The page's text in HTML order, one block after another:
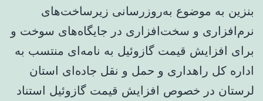
بنزین به موضوع به‌روزرسانی زیرساخت‌های
نرم‌افزاری و سخت‌افزاری در جایگاه‌های سوخت و
برای افزایش قیمت گازوئیل به نامه‌ای منتسب به
اداره کل راهداری و حمل و نقل جاده‌ای استان
لرستان در خصوص افزایش قیمت گازوئیل استناد